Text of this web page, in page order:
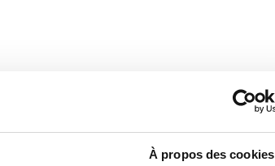
À propos des cookies